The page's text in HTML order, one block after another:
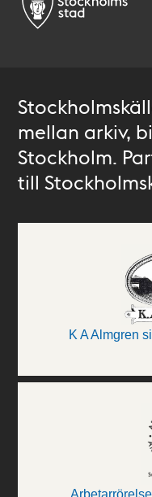
mellan arkiv,
Stockholm.
till
K A Almgren